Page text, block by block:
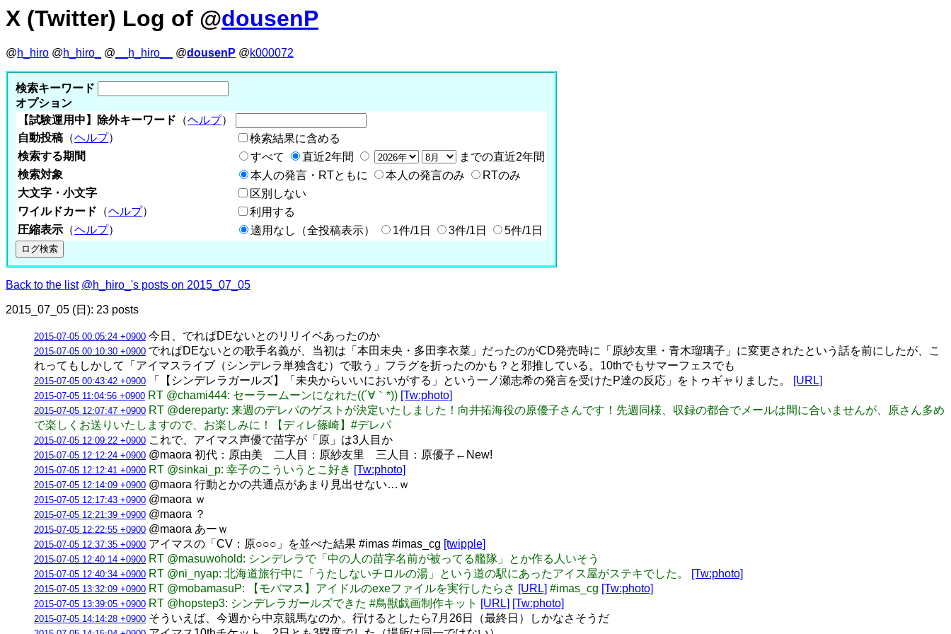
X (Twitter) Log of @dousenP
@h_hiro @h_hiro_ @ __h_hiro__ @dousenP @k000072
検索キーワード
オプション
【試験運用中】除外キーワード （ヘルプ）
自動投稿 （ヘルプ）
検索結果に含める
検索する期間
すべて 直近2年間
までの直近2年間
検索対象
本人の発言・RTともに 本人の発言のみ
RTのみ
大文字・小文字
区別しない
ワイルドカード （ヘルプ）
利用する
圧縮表示 （ヘルプ） 適用なし（全投稿表示） 1件/1日 3件/1日 5件/1日
Back to the list @h_hiro_'s posts on 2015_07_05
2015_07_05 (日): 23 posts
2015-07-05 00:05:24 +0900 今日、でれぱDEないとのリリイベあったのか
2015-07-05 00:10:30 +0900 でれぱDEないとの歌手名義が、当初は「本田未央・多田李衣菜」だったのがCD発売時に「原紗友里・青木瑠璃子」に変更されたという話を前にしたが、こ
れってもしかして「アイマスライブ（シンデレラ単独含む）で歌う」フラグを折ったのかも？と邪推している。10thでもサマーフェスでも
2015-07-05 00:43:42 +0900 「【シンデレラガールズ】「未央からいいにおいがする」という一ノ瀬志希の発言を受けたP達の反応」をトゥギャりました。 [URL]
2015-07-05 11:04:56 +0900 RT @chami444: セーラームーンになれた((´∀｀*)) [Tw:photo]
2015-07-05 12:07:47 +0900 RT @dereparty: 来週のデレパのゲストが決定いたしました！向井拓海役の原優子さんです！先週同様、収録の都合でメールは間に合いませんが、原さん多め
で楽しくお送りいたしますので、お楽しみに！【ディレ篠崎】#デレパ
2015-07-05 12:09:22 +0900 これで、アイマス声優で苗字が「原」は3人目か
2015-07-05 12:12:24 +0900 @maora 初代：原由美 二人目：原紗友里 三人目：原優子←New!
2015-07-05 12:12:41 +0900 RT @sinkai_p: 幸子のこういうとこ好き [Tw:photo]
2015-07-05 12:14:09 +0900 @maora 行動とかの共通点があまり見出せない…ｗ
2015-07-05 12:17:43 +0900 @maora ｗ
2015-07-05 12:21:39 +0900 @maora ？
2015-07-05 12:22:55 +0900 @maora あーｗ
2015-07-05 12:37:35 +0900 アイマスの「CV：原○○○」を並べた結果 #imas #imas_cg [twipple]
2015-07-05 12:40:14 +0900 RT @masuwohold: シンデレラで「中の人の苗字名前が被ってる艦隊」とか作る人いそう
2015-07-05 12:40:34 +0900 RT @ni_nyap: 北海道旅行中に「うたしないチロルの湯」という道の駅にあったアイス屋がステキでした。 [Tw:photo]
2015-07-05 13:32:09 +0900 RT @mobamasuP: 【モバマス】アイドルのexeファイルを実行したらさ [URL] #imas_cg [Tw:photo]
2015-07-05 13:39:05 +0900 RT @hopstep3: シンデレラガールズできた #鳥獣戯画制作キット [URL] [Tw:photo]
2015-07-05 14:14:28 +0900 そういえば、今週から中京競馬なのか。行けるとしたら7月26日（最終日）しかなさそうだ